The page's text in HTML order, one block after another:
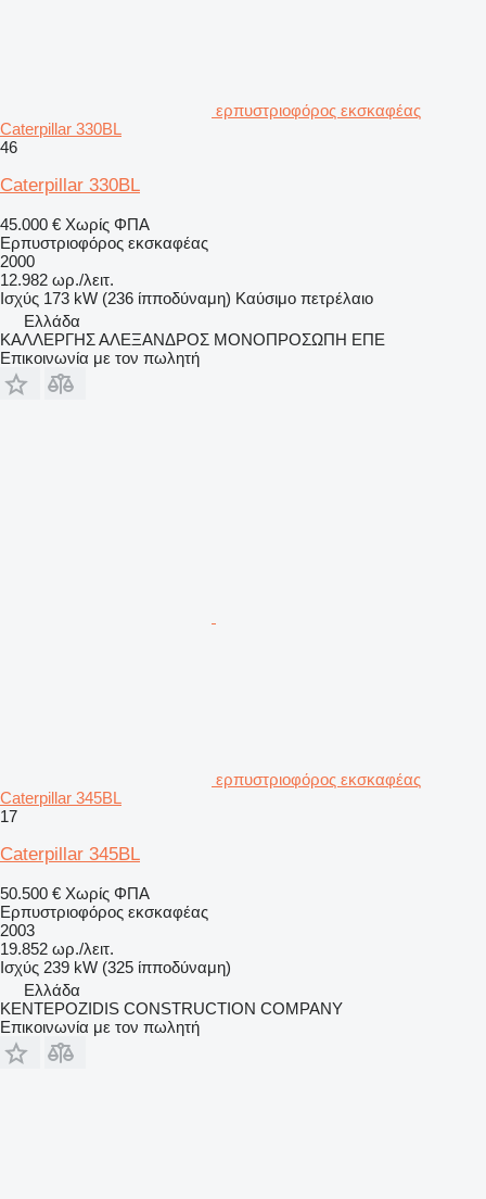
ερπυστριοφόρος εκσκαφέας
Caterpillar 330BL
46
Caterpillar 330BL
45.000 € Χωρίς ΦΠΑ
Ερπυστριοφόρος εκσκαφέας
2000
12.982 ωρ./λειτ.
Ισχύς 173 kW (236 ίπποδύναμη) Καύσιμο πετρέλαιο
Ελλάδα
ΚΑΛΛΕΡΓΗΣ ΑΛΕΞΑΝΔΡΟΣ ΜΟΝΟΠΡΟΣΩΠΗ ΕΠΕ
Επικοινωνία με τον πωλητή
ερπυστριοφόρος εκσκαφέας
Caterpillar 345BL
17
Caterpillar 345BL
50.500 € Χωρίς ΦΠΑ
Ερπυστριοφόρος εκσκαφέας
2003
19.852 ωρ./λειτ.
Ισχύς 239 kW (325 ίπποδύναμη)
Ελλάδα
KENTEPOZIDIS CONSTRUCTION COMPANY
Επικοινωνία με τον πωλητή